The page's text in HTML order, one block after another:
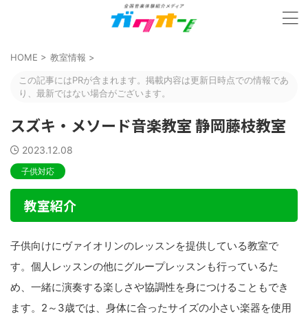
HOME > 教室情報 >
この記事にはPRが含まれます。掲載内容は更新日時点での情報であ
り、最新ではない場合がございます。
スズキ・メソード音楽教室 静岡藤枝教室
2023.12.08
子供対応
教室紹介
子供向けにヴァイオリンのレッスンを提供している教室で
す。個人レッスンの他にグループレッスンも行っているた
め、一緒に演奏する楽しさや協調性を身につけることもでき
ます。2～3歳では、身体に合ったサイズの小さい楽器を使用